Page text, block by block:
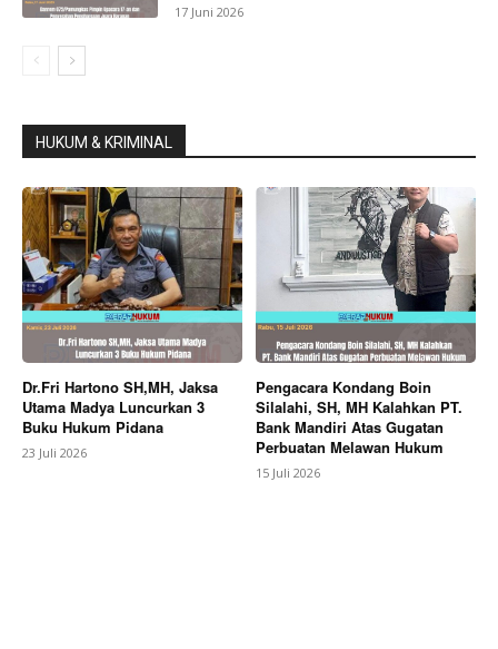
17 Juni 2026
HUKUM & KRIMINAL
Dr.Fri Hartono SH,MH, Jaksa
Utama Madya Luncurkan 3
Buku Hukum Pidana
23 Juli 2026
Pengacara Kondang Boin
Silalahi, SH, MH Kalahkan PT.
Bank Mandiri Atas Gugatan
Perbuatan Melawan Hukum
15 Juli 2026